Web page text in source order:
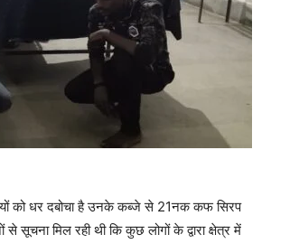
को धर दबोचा है उनके कब्जे से 21नक कफ सिरप
मिल रही थी कि कुछ लोगों के द्वारा क्षेत्र में